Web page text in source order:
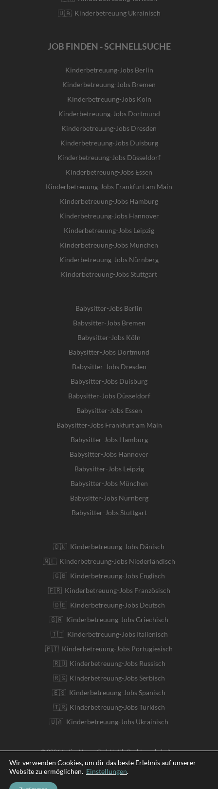
🇺🇦 Kinderbetreuung Ukrainisch
JOB FINDEN - SCHNELLSUCHE
Kinderbetreuung-Jobs Berlin
Kinderbetreuung-Jobs Bremen
Kinderbetreuung-Jobs Köln
Kinderbetreuung-Jobs Dortmund
Kinderbetreuung-Jobs Dresden
Kinderbetreuung-Jobs Duisburg
Kinderbetreuung-Jobs Düsseldorf
Kinderbetreuung-Jobs Essen
Kinderbetreuung-Jobs Frankfurt am Main
Kinderbetreuung-Jobs Hamburg
Kinderbetreuung-Jobs Hannover
Kinderbetreuung-Jobs Leipzig
Kinderbetreuung-Jobs München
Kinderbetreuung-Jobs Nürnberg
Kinderbetreuung-Jobs Stuttgart
Babysitter-Jobs Berlin
Babysitter-Jobs Bremen
Babysitter-Jobs Köln
Babysitter-Jobs Dortmund
Babysitter-Jobs Dresden
Babysitter-Jobs Duisburg
Babysitter-Jobs Düsseldorf
Babysitter-Jobs Essen
Babysitter-Jobs Frankfurt am Main
Babysitter-Jobs Hamburg
Babysitter-Jobs Hannover
Babysitter-Jobs Leipzig
Babysitter-Jobs München
Babysitter-Jobs Nürnberg
Babysitter-Jobs Stuttgart
🇩🇰 Kinderbetreuung-Jobs Dänisch
🇳🇱 Kinderbetreuung-Jobs Niederländisch
🇬🇧 Kinderbetreuung-Jobs Englisch
🇫🇷 Kinderbetreuung-Jobs Französisch
🇩🇪 Kinderbetreuung-Jobs Deutsch
🇬🇷 Kinderbetreuung-Jobs Griechisch
🇮🇹 Kinderbetreuung-Jobs Italienisch
🇵🇹 Kinderbetreuung-Jobs Portugiesisch
🇷🇺 Kinderbetreuung-Jobs Russisch
🇷🇸 Kinderbetreuung-Jobs Serbisch
🇪🇸 Kinderbetreuung-Jobs Spanisch
🇹🇷 Kinderbetreuung-Jobs Türkisch
🇺🇦 Kinderbetreuung-Jobs Ukrainisch
© 2026 Native Nanny GmbH. Alle Rechte vorbehalten
Wir verwenden Cookies, um dir das beste Erlebnis auf unserer
Website zu ermöglichen. Einstellungen.
English